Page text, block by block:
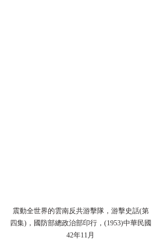
震動全世界的雲南反共游擊隊，游擊史話(第
四集)，國防部總政治部印行，(1953)中華民國
42年11月